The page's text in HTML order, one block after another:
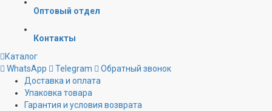
Оптовый отдел
Контакты
Каталог
WhatsApp
Telegram
Обратный звонок
Доставка и оплата
Упаковка товара
Гарантия и условия возврата